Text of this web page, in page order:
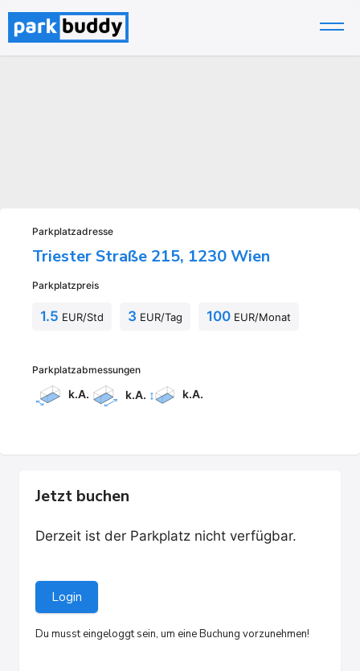
Zum
Inhalt
Parkplatzadresse
Triester Straße 215, 1230 Wien
Parkplatzpreis
1.5 EUR/Std 3 EUR/Tag 100 EUR/Monat
Parkplatzabmessungen
k.A. k.A. k.A.
Jetzt buchen
Derzeit ist der Parkplatz nicht verfügbar.
Login
Du musst eingeloggt sein, um eine Buchung vorzunehmen!